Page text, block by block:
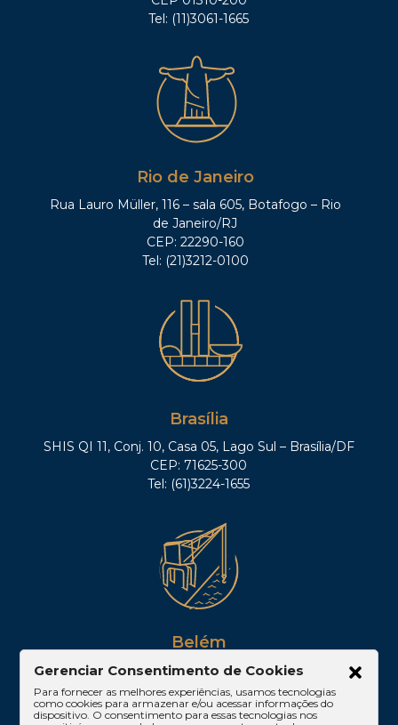
Tel: (11)3061-1665
Rio de Janeiro
Rua Lauro Müller, 116 – sala 605, Botafogo – Rio
de Janeiro/RJ
CEP: 22290-160
Tel: (21)3212-0100
Brasília
SHIS QI 11, Conj. 10, Casa 05, Lago Sul – Brasília/DF
CEP: 71625-300
Tel: (61)3224-1655
Belém
Av. Visconde de Souza Franco, 05, Sala 2102 –
Edifício Quadra Corporate, Umarizal – Belém/PA
CEP: 66053-000
Gerenciar Consentimento de Cookies
Para fornecer as melhores experiências, usamos tecnologias
como cookies para armazenar e/ou acessar informações do
dispositivo. O consentimento para essas tecnologias nos